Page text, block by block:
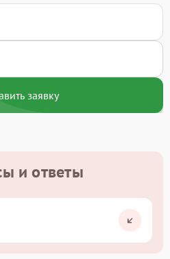
заявку
и ответы